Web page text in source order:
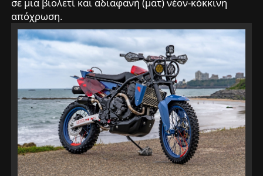
σε μια βιολετί και αδιαφανή (ματ) νέον-κόκκινη
απόχρωση.